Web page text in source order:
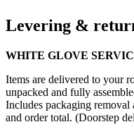
Levering &
WHITE GLOVE
Items are delivered to your
unpacked and fully
Includes packaging
and order total. (Doorstep